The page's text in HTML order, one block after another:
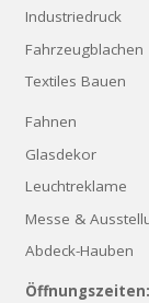
Industriedruck
Fahrzeugblachen
Textiles Bauen
Fahnen
Glasdekor
Leuchtreklame
Messe &
Abdeck-Hauben
Öffnungszeiten: